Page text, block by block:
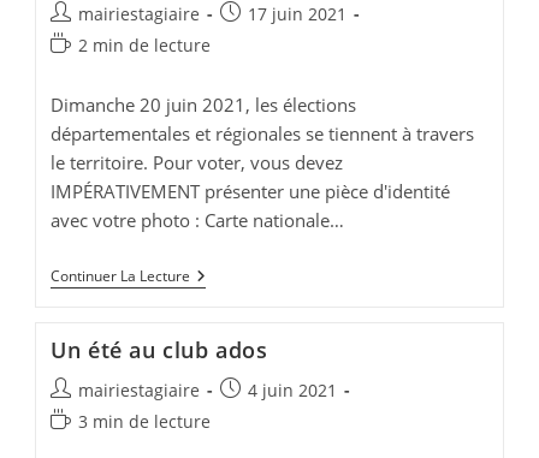
Auteur/autrice
de
mairiestagiaire
Publication
17 juin 2021
Temps
lecture :
2 min de lecture
Dimanche 20 juin 2021, les élections
départementales et régionales se tiennent à travers
le territoire. Pour voter, vous devez
IMPÉRATIVEMENT présenter une pièce d'identité
avec votre photo : Carte nationale…
Continuer La Lecture Élections
Départementales
–
Dimanche
20
2021
Un été au club ados
Auteur/autrice
de
mairiestagiaire
Publication
4 juin 2021
Temps3 min de lecture